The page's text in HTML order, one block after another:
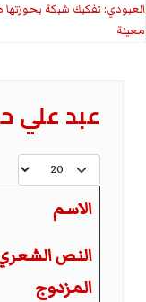
العبودي: تفكيك شبكة
معينة
عبد علي
عدد الإظهارات:
الاسم
النص
المزدوج